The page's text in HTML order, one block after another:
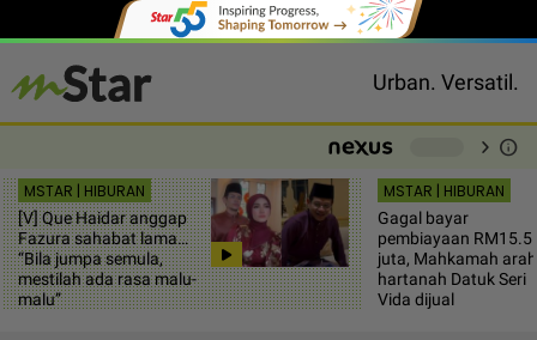
Urban. Versatil.
chevron_right info
MSTAR | HIBURAN
[V] Que Haidar anggap
Fazura sahabat lama…
“Bila jumpa semula,
mestilah ada rasa malu-
malu”
MSTAR | HIBURAN
Gagal bayar
pembiayaan RM15.5
juta, Mahkamah arah
hartanah Datuk Seri
Vida dijual